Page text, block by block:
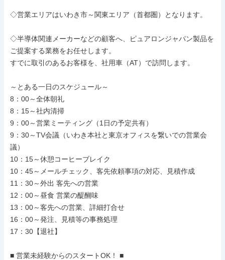
◇営業エリアはいわき市～関東エリア（首都圏）となります。
◇半導体関連メーカーなどの顧客へ、ピュアロンジャパン製品を
ご提案する業務をお任せします。
すでに取引のあるお客様を、社用車（AT）で訪問します。
～とある一日のスケジュール～
8：00～全体朝礼
8：15～社内清掃
9：00～営業ミーティング（1日の予定共有）
9：30～TV会議（いわき本社と東京オフィスを繋いでの営業会
議）
10：15～休憩コーヒーブレイク
10：45～メールチェック、客先依頼事項の対応、見積作成
11：30～外出 客先への営業
12：00～昼食 営業の醍醐味
13：00～客先への営業、詳細打合せ
16：00～発注、見積等の事務処理
17：30【退社】
■ 営業未経験からのスタートOK！ ■